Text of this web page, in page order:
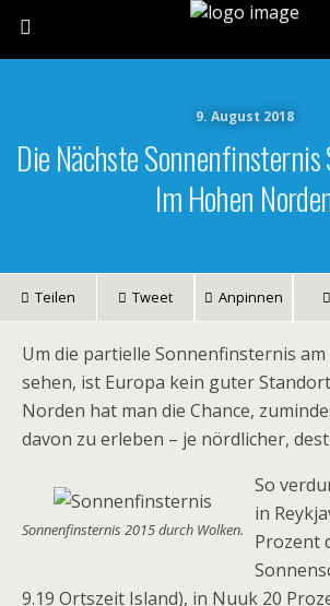
9. August 2018
Die Nächste
Im Hohen
Teilen Tweet Anpinnen
Um die partielle Sonnenfinsternis am
sehen, ist Europa kein guter
Norden hat man die Chance,
davon zu erleben – je nördlicher,
Sonnenfinsternis 2015 durch Wolken.
So
in
Prozent
9.19 Ortszeit Island), in Nuuk 20